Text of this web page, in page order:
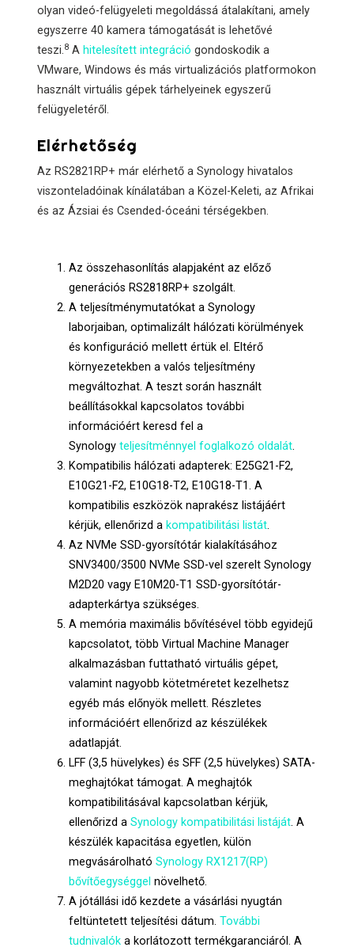
olyan videó-felügyeleti megoldássá átalakítani, amely
egyszerre 40 kamera támogatását is lehetővé
teszi.8 A hitelesített integráció gondoskodik a
VMware, Windows és más virtualizációs platformokon
használt virtuális gépek tárhelyeinek egyszerű
felügyeletéről.
Elérhetőség
Az RS2821RP+ már elérhető a Synology hivatalos
viszonteladóinak kínálatában a Közel-Keleti, az Afrikai
és az Ázsiai és Csended-óceáni térségekben.
Az összehasonlítás alapjaként az előző
generációs RS2818RP+ szolgált.
A teljesítménymutatókat a Synology
laborjaiban, optimalizált hálózati körülmények
és konfiguráció mellett értük el. Eltérő
környezetekben a valós teljesítmény
megváltozhat. A teszt során használt
beállításokkal kapcsolatos további
információért keresd fel a
Synologyteljesítménnyel foglalkozó oldalát.
Kompatibilis hálózati adapterek: E25G21-F2,
E10G21-F2, E10G18-T2, E10G18-T1. A
kompatibilis eszközök naprakész listájáért
kérjük, ellenőrizd a kompatibilitási listát.
Az NVMe SSD-gyorsítótár kialakításához
SNV3400/3500 NVMe SSD-vel szerelt Synology
M2D20 vagy E10M20-T1 SSD-gyorsítótár-
adapterkártya szükséges.
A memória maximális bővítésével több egyidejű
kapcsolatot, több Virtual Machine Manager
alkalmazásban futtatható virtuális gépet,
valamint nagyobb kötetméretet kezelhetsz
egyéb más előnyök mellett. Részletes
információért ellenőrizd az készülékek
adatlapját.
LFF (3,5 hüvelykes) és SFF (2,5 hüvelykes) SATA-
meghajtókat támogat. A meghajtók
kompatibilitásával kapcsolatban kérjük,
ellenőrizd a Synology kompatibilitási listáját. A
készülék kapacitása egyetlen, külön
megvásárolhatóSynology RX1217(RP)
bővítőegységgel növelhető.
A jótállási idő kezdete a vásárlási nyugtán
feltüntetett teljesítési dátum.További
tudnivalók a korlátozott termékgaranciáról. A